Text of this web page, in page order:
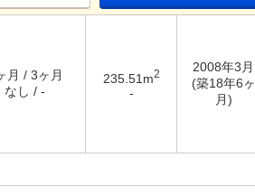
月 / 3ヶ月
なし / -
235.51m2
-
2008年3月
(築18年6ヶ
月)